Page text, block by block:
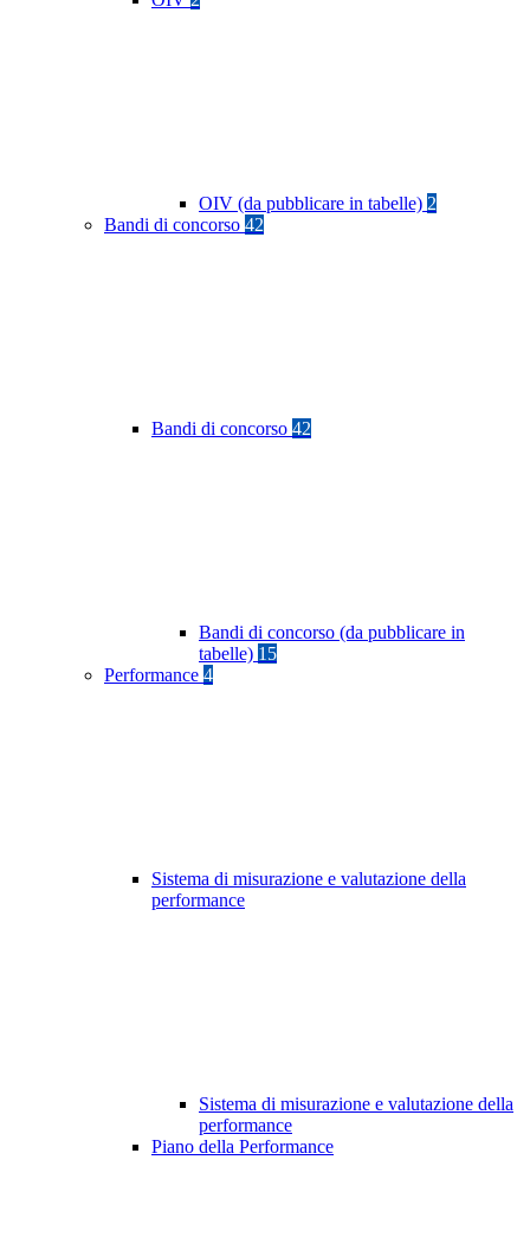
OIV (da pubblicare in tabelle) 2
Bandi di concorso 42
Bandi di concorso 42
Bandi di concorso (da pubblicare in
tabelle) 15
Performance 4
Sistema di misurazione e valutazione della
performance
Sistema di misurazione e valutazione della
performance
Piano della Performance